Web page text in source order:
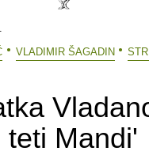
VLADIMIR ŠAGADIN
Mandi'